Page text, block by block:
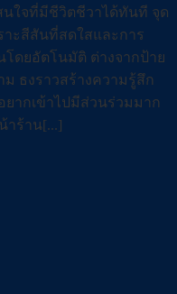
นใจที่มีชีวิตชีวาได้ทันที จุด
าะสีสันที่สดใสและการ
ดยอัตโนมัติ ต่างจากป้าย
ธงราวสร้างความรู้สึก
ากเข้าไปมีส่วนร่วมมาก
าร้าน[...]